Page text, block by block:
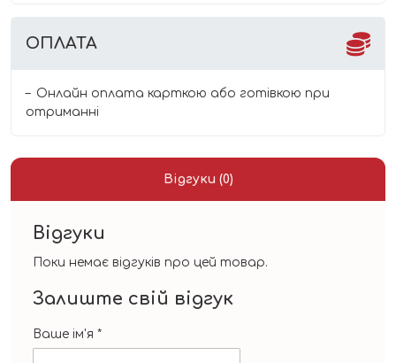
ОПЛАТА
Онлайн оплата карткою або готівкою при
отриманні
Відгуки (0)
Відгуки
Поки немає відгуків про цей товар.
Залиште свій відгук
Ваше ім'я *